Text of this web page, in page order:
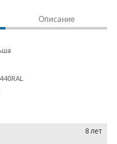
Описание
8 лет